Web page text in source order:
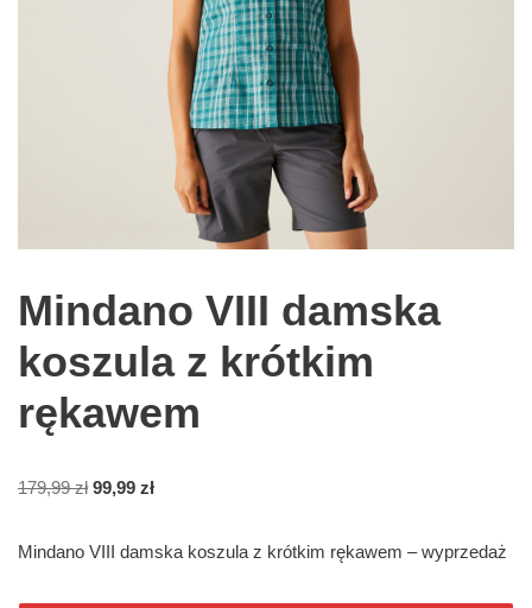
Mindano VIII damska
koszula z krótkim
rękawem
179,99zł 99,99 zł
Mindano VIII damska koszula z krótkim rękawem – wyprzedaż